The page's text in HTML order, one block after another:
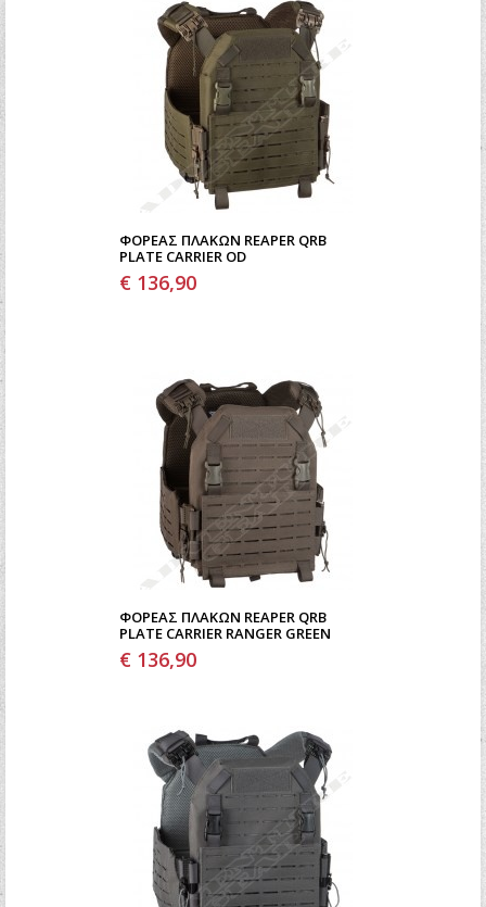
ΦΟΡΈΑΣ ΠΛΑΚΏΝ REAPER QRB
PLATE CARRIER OD
€ 136,90
ΦΟΡΈΑΣ ΠΛΑΚΏΝ REAPER QRB
PLATE CARRIER RANGER GREEN
€ 136,90